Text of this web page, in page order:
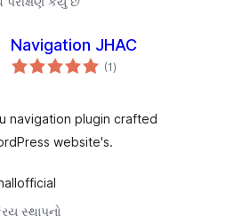
Navigation JHAC
(1કુલ
રેટિંગ્સ
)
navigation plugin crafted
website's.
સ્થાપનો